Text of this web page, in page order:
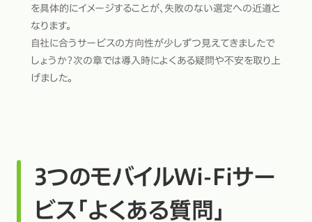
を具体的にイメージすることが、失敗のない選定への近道と
なります。
自社に合うサービスの方向性が少しずつ見えてきましたで
しょうか？次の章では導入時によくある疑問や不安を取り上
げました。
3つのモバイルWi-Fiサー
ビス「よくある質問」